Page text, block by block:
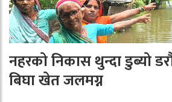
नहरको निकास थुन्दा डुब्यो
बिघा खेत जलमग्न